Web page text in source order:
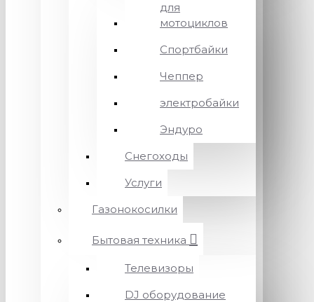
для
мотоциклов
Спортбайки
Чеппер
электробайки
Эндуро
Снегоходы
Услуги
Газонокосилки
Бытовая техника
Телевизоры
DJ оборудование